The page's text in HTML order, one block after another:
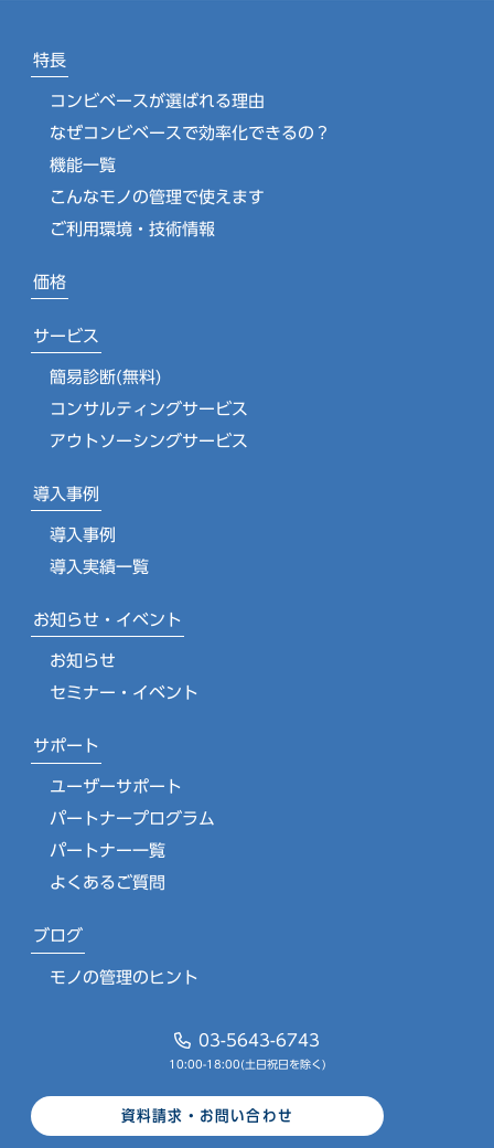
特長
コンビベースが選ばれる理由
なぜコンビベースで効率化できるの？
機能一覧
こんなモノの管理で使えます
ご利用環境・技術情報
価格
サービス
簡易診断(無料)
コンサルティングサービス
アウトソーシングサービス
導入事例
導入事例
導入実績一覧
お知らせ・イベント
お知らせ
セミナー・イベント
サポート
ユーザーサポート
パートナープログラム
パートナー一覧
よくあるご質問
ブログ
モノの管理のヒント
03-5643-6743
10:00-18:00(土日祝日を除く)
資料請求・お問い合わせ